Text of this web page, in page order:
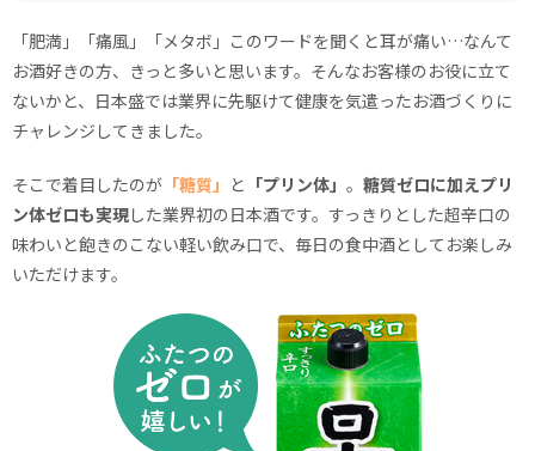
「肥満」「痛風」「メタボ」このワードを聞くと耳が痛い…なんて
お酒好きの方、きっと多いと思います。そんなお客様のお役に立て
ないかと、日本盛では業界に先駆けて健康を気遣ったお酒づくりに
チャレンジしてきました。
そこで着目したのが 「糖質」 と 「プリン体」 。 糖質ゼロに加えプリ
ン体ゼロも実現した業界初の日本酒です。すっきりとした超辛口の
味わいと飽きのこない軽い飲み口で、毎日の食中酒としてお楽しみ
いただけます。